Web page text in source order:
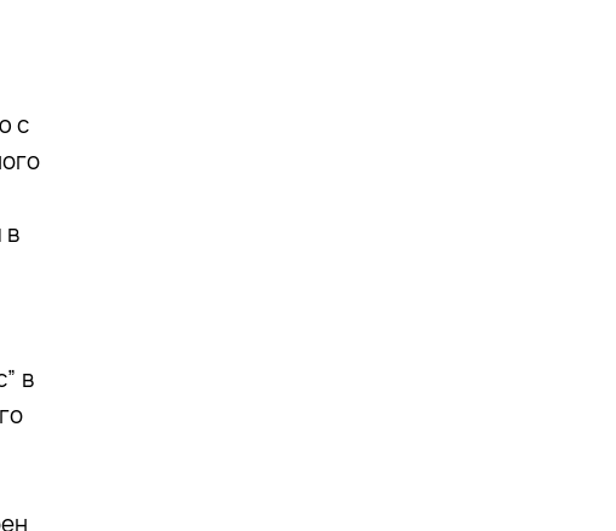
с
в
в